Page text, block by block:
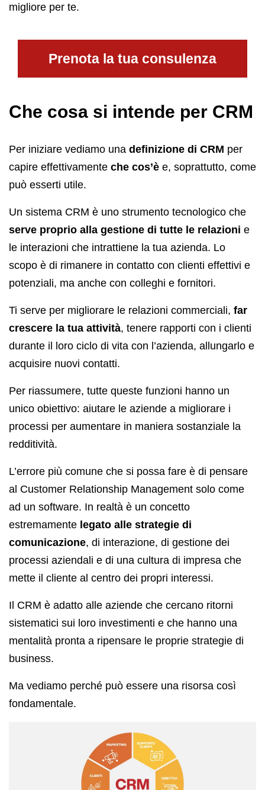
migliore per te.
Prenota la tua consulenza
Che cosa si intende per CRM
Per iniziare vediamo una definizione di CRM per
capire effettivamente che cos’è e, soprattutto, come
può esserti utile.
Un sistema CRM è uno strumento tecnologico che
serve proprio alla gestione di tutte le relazioni e
le interazioni che intrattiene la tua azienda. Lo
scopo è di rimanere in contatto con clienti effettivi e
potenziali, ma anche con colleghi e fornitori.
Ti serve per migliorare le relazioni commerciali, far
crescere la tua attività, tenere rapporti con i clienti
durante il loro ciclo di vita con l’azienda, allungarlo e
acquisire nuovi contatti.
Per riassumere, tutte queste funzioni hanno un
unico obiettivo: aiutare le aziende a migliorare i
processi per aumentare in maniera sostanziale la
redditività.
L’errore più comune che si possa fare è di pensare
al Customer Relationship Management solo come
ad un software. In realtà è un concetto
estremamente legato alle strategie di
comunicazione, di interazione, di gestione dei
processi aziendali e di una cultura di impresa che
mette il cliente al centro dei propri interessi.
Il CRM è adatto alle aziende che cercano ritorni
sistematici sui loro investimenti e che hanno una
mentalità pronta a ripensare le proprie strategie di
business.
Ma vediamo perché può essere una risorsa così
fondamentale.